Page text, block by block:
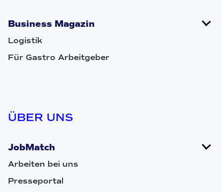
Business Magazin
Logistik
Für Gastro Arbeitgeber
ÜBER UNS
JobMatch
Arbeiten bei uns
Presseportal